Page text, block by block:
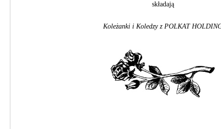
składają
Koleżanki i Koledzy z POLKAT HOLDING